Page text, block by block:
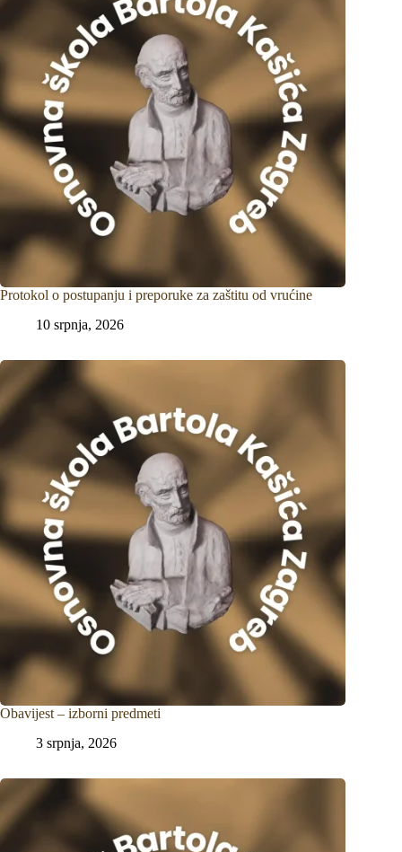
Protokol o postupanju i preporuke za zaštitu od vrućine
10 srpnja, 2026
Obavijest – izborni predmeti
3 srpnja, 2026